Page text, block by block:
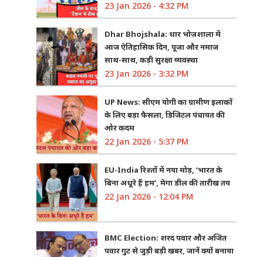
23 Jan 2026 - 4:32 PM
Dhar Bhojshala: धार भोजशाला में
आज ऐतिहासिक दिन, पूजा और नमाज
साथ-साथ, कड़ी सुरक्षा व्यवस्था
23 Jan 2026 - 3:32 PM
UP News: सीएम योगी का ग्रामीण इलाकों
के लिए बड़ा फैसला, डिजिटल पंचायत की
ओर कदम
22 Jan 2026 - 5:37 PM
EU-India रिश्तों में नया मोड़, ‘भारत के
बिना अधूरे हैं हम’, मेगा डील की तारीख तय
22 Jan 2026 - 12:04 PM
BMC Election: शरद पवार और अजित
पवार गुट से जुड़ी बड़ी खबर, जानें क्यों बनाया